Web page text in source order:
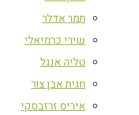
תמר אדלר
שירי כרמיאלי
טליה אנגל
חגית אבן צור
איריס זרזבסקי